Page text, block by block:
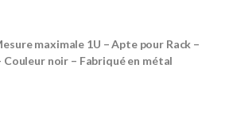
maximale 1U – Apte pour Rack –
noir – Fabriqué en métal